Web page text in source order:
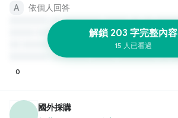
依個人回答
解鎖 203 字完整內容
15 人已看過
0
國外採購